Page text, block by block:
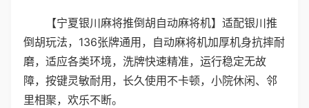
【宁夏银川麻将推倒胡自动麻将机】适配银川推
倒胡玩法，136张牌通用，自动麻将机加厚机身抗摔耐
磨，适应各类环境，洗牌快速精准，运行稳定无故
障，按键灵敏耐用，长久使用不卡顿，小院休闲、邻
里相聚，欢乐不断。